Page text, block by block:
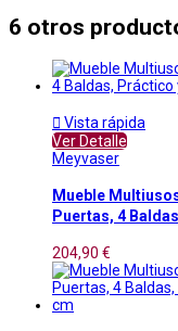
6 otros
 Vista rápida
Ver Detalle
Meyvaser
Mueble
Puertas, 4
204,90 €